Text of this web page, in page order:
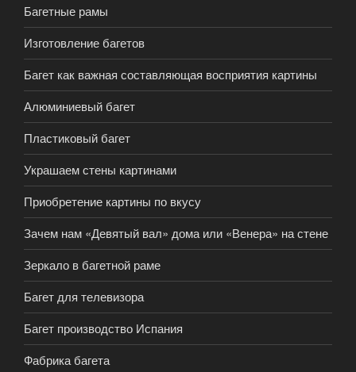
Багетные рамы
Изготовление багетов
Багет как важная составляющая восприятия картины
Алюминиевый багет
Пластиковый багет
Украшаем стены картинами
Приобретение картины по вкусу
Зачем нам «Девятый вал» дома или «Венера» на стене
Зеркало в багетной раме
Багет для телевизора
Багет производство Испания
Фабрика багета